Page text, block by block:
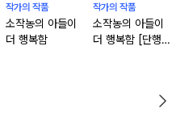
작가의 작품
소작농의 아들이
더 행복함
작가의 작품
소작농의 아들이
더 행복함 [단행